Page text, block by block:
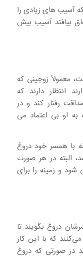
آسیب های زیادی را
بیافتد آسیب بیش
معمولاً زوجینی که
انتظار دارند که
رفتار کند و در
او بی اعتماد می
با همسر خود دروغ
البته در هر صورت
و زمینه را برای
دروغ بگویند تا
که با این کار
در صورتی که دروغ